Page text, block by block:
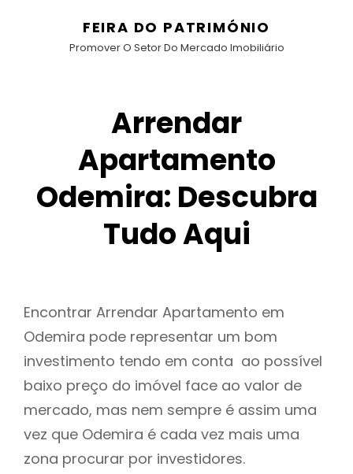
FEIRA DO PATRIMÓNIO
Promover O Setor Do Mercado Imobiliário
Arrendar
Apartamento
Odemira: Descubra
Tudo Aqui
Encontrar Arrendar Apartamento em
Odemira pode representar um bom
investimento tendo em conta ao possível
baixo preço do imóvel face ao valor de
mercado, mas nem sempre é assim uma
vez que Odemira é cada vez mais uma
zona procurar por investidores.